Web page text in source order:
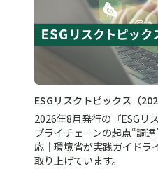
ESGリスクトピックス（
2026年8月発行の『ESGリ
プライチェーンの起点“調
応｜環境省が実践ガイドラ
取り上げています。